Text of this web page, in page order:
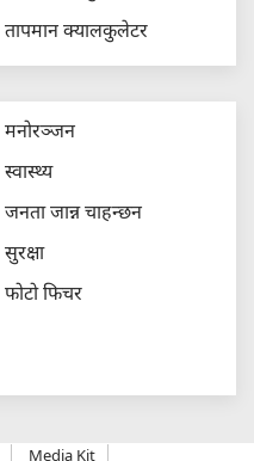
तापमान क्यालकुलेटर
मनोरञ्जन
स्वास्थ्य
जनता जान्न चाहन्छन
सुरक्षा
फोटो फिचर
Media Kit